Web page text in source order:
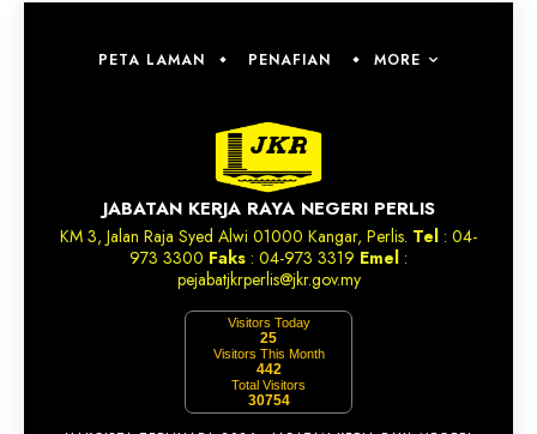
PETA LAMAN PENAFIAN MORE
JABATAN KERJA RAYA NEGERI PERLIS
KM 3, Jalan Raja Syed Alwi 01000 Kangar, Perlis. Tel : 04-
973 3300 Faks : 04-973 3319 Emel :
pejabatjkrperlis@jkr.gov.my
Visitors Today
25
Visitors This Month
442
Total Visitors
30754